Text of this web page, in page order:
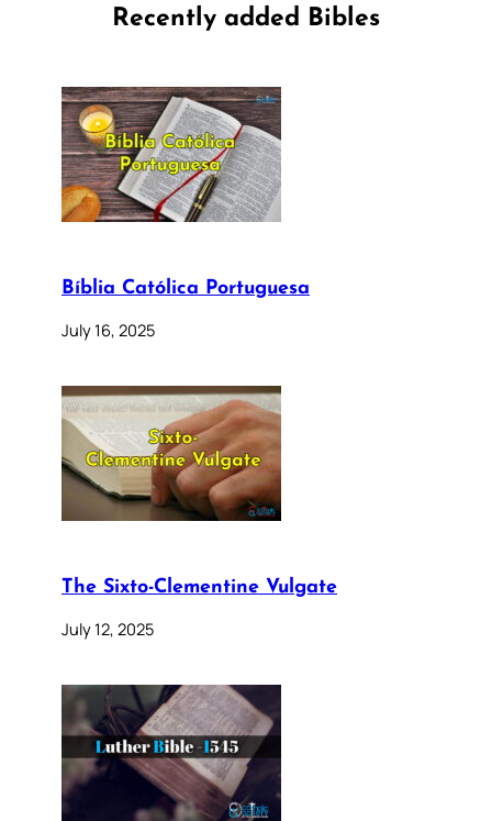
Recently added Bibles
Bíblia Católica Portuguesa
July 16, 2025
The Sixto-Clementine Vulgate
July 12, 2025